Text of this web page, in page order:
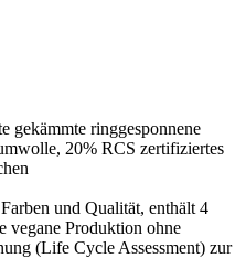
gekämmte ringgesponnene
20% RCS zertifiziertes
und Qualität, enthält 4
vegane Produktion ohne
(Life Cycle Assessment) zur